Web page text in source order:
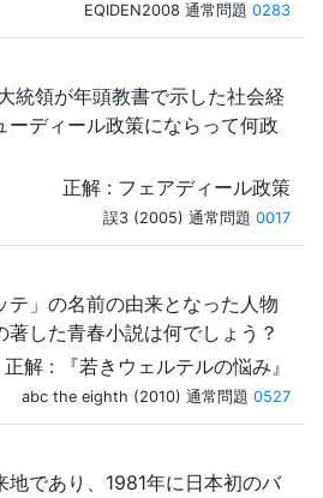
EQIDEN2008 通常問題 0283
統領が年頭教書で示した社会経
ーディール政策にならって何政
正解 : フェアディール政策
誤3 (2005) 通常問題 0017
テ」の名前の由来となった人物
した青春小説は何でしょう？
正解 : 『若きウェルテルの悩み』
abc the eighth (2010) 通常問題 0527
地であり、1981年に日本初のバ